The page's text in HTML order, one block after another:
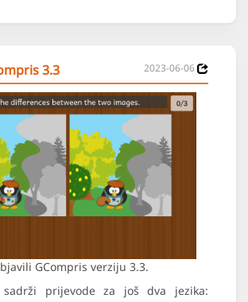
3.3 2023-06-06
GCompris verziju 3.3.
sadrži prijevode za još dva jezika: